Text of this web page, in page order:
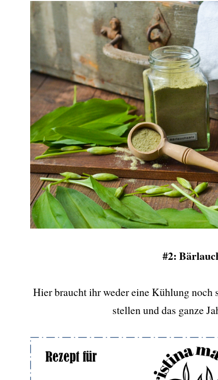
#2:
Hier braucht ihr weder eine Kühlung noch
stellen und das ganze